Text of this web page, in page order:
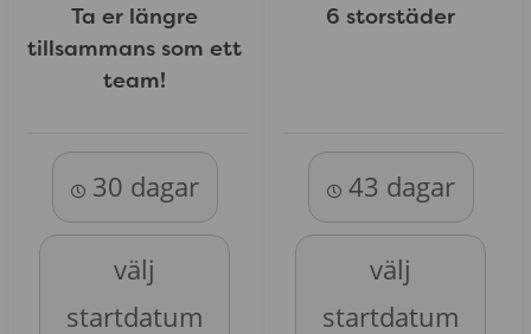
Ta er längre
tillsammans som ett
team!
30 dagar
välj
startdatum
6 storstäder
43 dagar
välj
startdatum